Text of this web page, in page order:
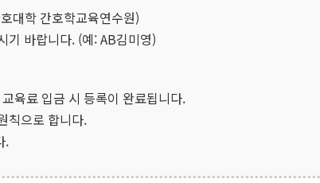
대학 간호학교육연수원)
기 바랍니다. (예: AB김미영)
료 입금 시 등록이 완료됩니다.
칙으로 합니다.
.